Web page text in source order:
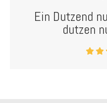
Ein Dutzend
dutzen